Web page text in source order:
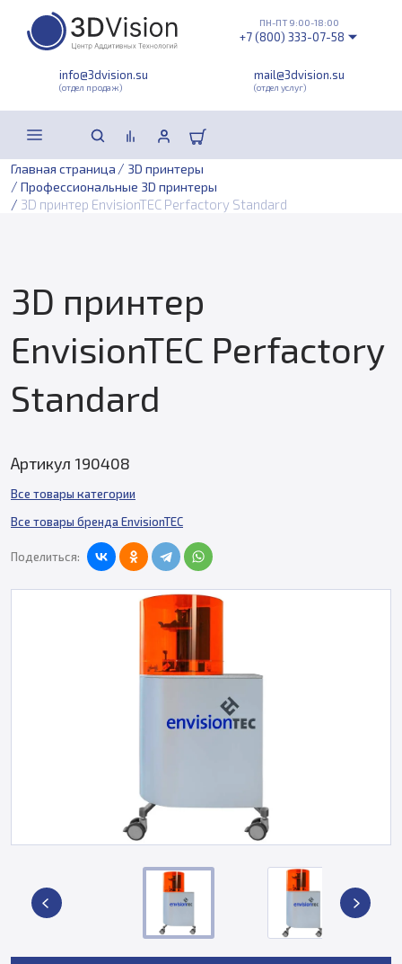
info@3dvision.su
(отдел продаж)
mail@3dvision.su
(отдел услуг)
ПН-ПТ 9:00-18:00
+7 (800) 333-07-58
Главная страница / 3D принтеры
/ Профессиональные 3D принтеры
/ 3D принтер EnvisionTEC Perfactory Standard
3D принтер
EnvisionTEC Perfactory
Standard
Артикул 190408
Все товары категории
Все товары бренда EnvisionTEC
Поделиться: